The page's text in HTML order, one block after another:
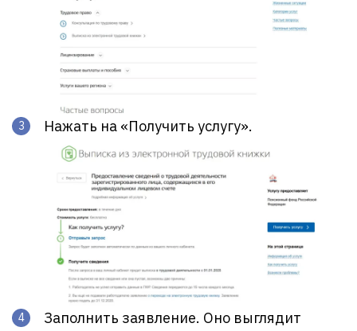
Нажать на «Получить услугу».
Заполнить заявление. Оно выглядит